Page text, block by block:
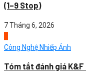
(1–9 Stop)
7 Tháng 6, 2026
Công Nghệ Nhiếp Ảnh
Tóm tắt đánh giá